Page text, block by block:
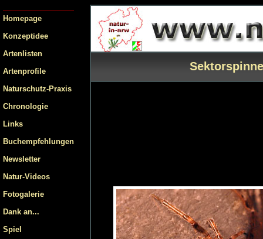
Homepage
Konzeptidee
Artenlisten
Artenprofile
Naturschutz-Praxis
Chronologie
Links
Buchempfehlungen
Newsletter
Natur-Videos
Fotogalerie
Dank an...
Spiel